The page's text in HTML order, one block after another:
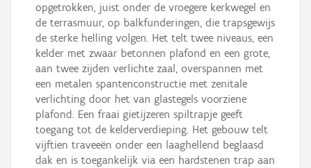
opgetrokken, juist onder de vroegere kerkwegel en
de terrasmuur, op balkfunderingen, die trapsgewijs
de sterke helling volgen. Het telt twee niveaus, een
kelder met zwaar betonnen plafond en een grote,
aan twee zijden verlichte zaal, overspannen met
een metalen spantenconstructie met zenitale
verlichting door het van glastegels voorziene
plafond. Een fraai gietijzeren spiltrapje geeft
toegang tot de kelderverdieping. Het gebouw telt
vijftien traveeën onder een laaghellend beglaasd
dak en is toegankelijk via een hardstenen trap aan